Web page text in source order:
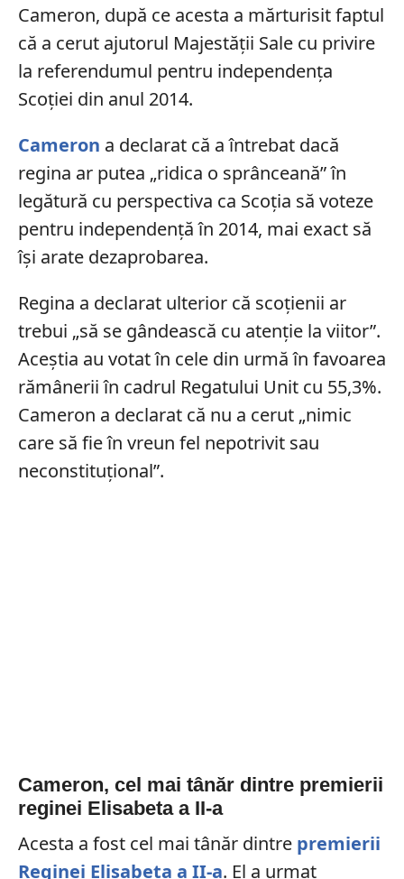
Cameron, după ce acesta a mărturisit faptul
că a cerut ajutorul Majestății Sale cu privire
la referendumul pentru independența
Scoției din anul 2014.
Cameron a declarat că a întrebat dacă
regina ar putea „ridica o sprânceană” în
legătură cu perspectiva ca Scoția să voteze
pentru independență în 2014, mai exact să
își arate dezaprobarea.
Regina a declarat ulterior că scoțienii ar
trebui „să se gândească cu atenție la viitor”.
Aceștia au votat în cele din urmă în favoarea
rămânerii în cadrul Regatului Unit cu 55,3%.
Cameron a declarat că nu a cerut „nimic
care să fie în vreun fel nepotrivit sau
neconstituțional”.
Cameron, cel mai tânăr dintre premierii
reginei Elisabeta a II-a
Acesta a fost cel mai tânăr dintre premierii
Reginei Elisabeta a II-a. El a urmat